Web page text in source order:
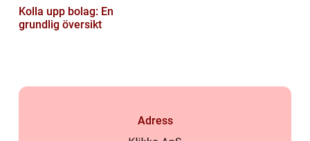
Kolla upp bolag: En
grundlig översikt
Adress